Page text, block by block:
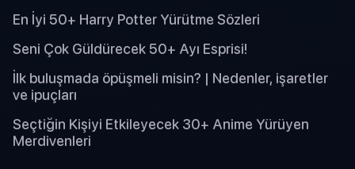
En İyi 50+ Harry Potter Yürütme Sözleri
Seni Çok Güldürecek 50+ Ayı Esprisi!
İlk buluşmada öpüşmeli misin? | Nedenler, işaretler
ve ipuçları
Seçtiğin Kişiyi Etkileyecek 30+ Anime Yürüyen
Merdivenleri